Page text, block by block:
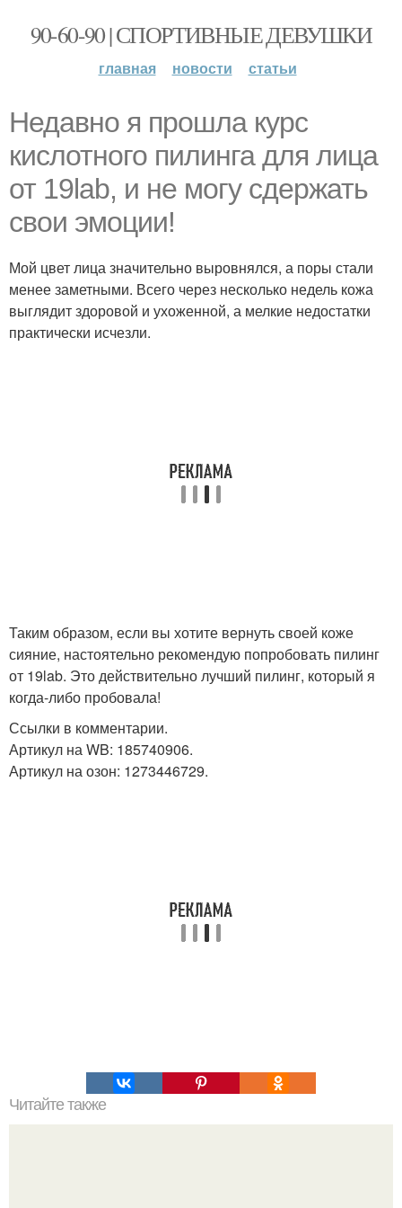
90-60-90 | СПОРТИВНЫЕ ДЕВУШКИ
главная новости статьи
Недавно я прошла курс
кислотного пилинга для лица
от 19lab, и не могу сдержать
свои эмоции!
Мой цвет лица значительно выровнялся, а поры стали
менее заметными. Всего через несколько недель кожа
выглядит здоровой и ухоженной, а мелкие недостатки
практически исчезли.
Таким образом, если вы хотите вернуть своей коже
сияние, настоятельно рекомендую попробовать пилинг
от 19lab. Это действительно лучший пилинг, который я
когда-либо пробовала!
Ссылки в комментарии.
Артикул на WB: 185740906.
Артикул на озон: 1273446729.
Читайте также